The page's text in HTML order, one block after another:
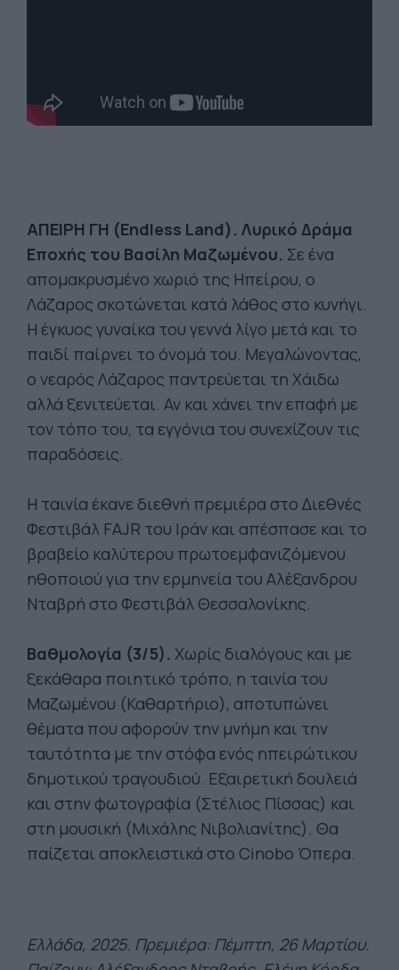
ΑΠΕΙΡΗ ΓΗ (Endless Land). Λυρικό Δράμα
Εποχής του Βασίλη Μαζωμένου. Σε ένα
απομακρυσμένο χωριό της Ηπείρου, ο
Λάζαρος σκοτώνεται κατά λάθος στο κυνήγι.
Η έγκυος γυναίκα του γεννά λίγο μετά και το
παιδί παίρνει το όνομά του. Μεγαλώνοντας,
ο νεαρός Λάζαρος παντρεύεται τη Χάιδω
αλλά ξενιτεύεται. Αν και χάνει την επαφή με
τον τόπο του, τα εγγόνια του συνεχίζουν τις
παραδόσεις.
Η ταινία έκανε διεθνή πρεμιέρα στο Διεθνές
Φεστιβάλ FAJR του Ιράν και απέσπασε και το
βραβείο καλύτερου πρωτοεμφανιζόμενου
ηθοποιού για την ερμηνεία του Αλέξανδρου
Νταβρή στο Φεστιβάλ Θεσσαλονίκης.
Βαθμολογία (3/5). Χωρίς διαλόγους και με
ξεκάθαρα ποιητικό τρόπο, η ταινία του
Μαζωμένου (Καθαρτήριο), αποτυπώνει
θέματα που αφορούν την μνήμη και την
ταυτότητα με την στόφα ενός ηπειρώτικου
δημοτικού τραγουδιού. Εξαιρετική δουλειά
και στην φωτογραφία (Στέλιος Πίσσας) και
στη μουσική (Μιχάλης Νιβολιανίτης). Θα
παίζεται αποκλειστικά στο Cinobo Όπερα.
Ελλάδα, 2025. Πρεμιέρα: Πέμπτη, 26 Μαρτίου.